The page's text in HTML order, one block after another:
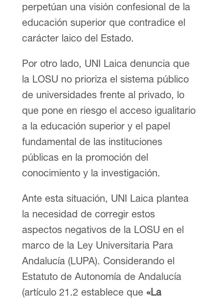
perpetúan una visión confesional de la
educación superior que contradice el
carácter laico del Estado.
Por otro lado, UNI Laica denuncia que
la LOSU no prioriza el sistema público
de universidades frente al privado, lo
que pone en riesgo el acceso igualitario
a la educación superior y el papel
fundamental de las instituciones
públicas en la promoción del
conocimiento y la investigación.
Ante esta situación, UNI Laica plantea
la necesidad de corregir estos
aspectos negativos de la LOSU en el
marco de la Ley Universitaria Para
Andalucía (LUPA). Considerando el
Estatuto de Autonomía de Andalucía
(artículo 21.2 establece que «La